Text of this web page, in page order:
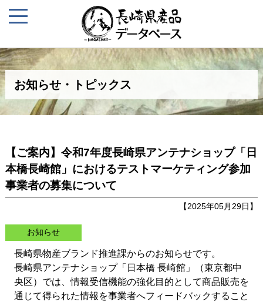
お知らせ・トピックス
【ご案内】令和7年度長崎県アンテナショップ「日
本橋長崎館」におけるテストマーケティング参加
事業者の募集について
【2025年05月29日】
お知らせ
長崎県物産ブランド推進課からのお知らせです。
長崎県アンテナショップ「日本橋 長崎館」（東京都中
央区）では、情報受信機能の強化目的として商品販売を
通じて得られた情報を事業者へフィードバックすること